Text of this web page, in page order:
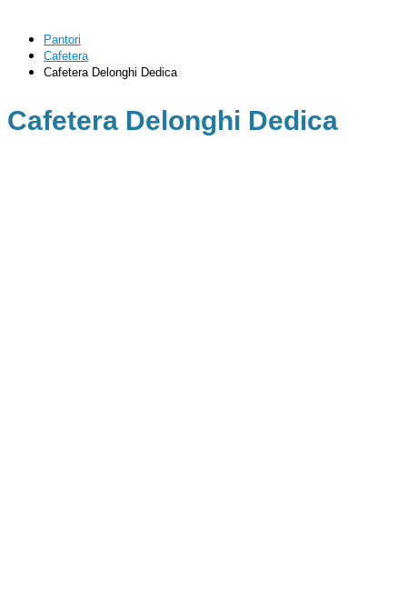
Pantori
Cafetera
Cafetera Delonghi Dedica
Cafetera Delonghi Dedica